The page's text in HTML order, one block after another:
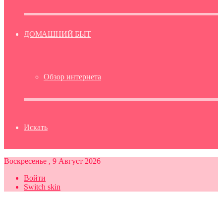
ДОМАШНИЙ БЫТ
Обзор интернета
Искать
Воскресенье , 9 Август 2026
Войти
Switch skin